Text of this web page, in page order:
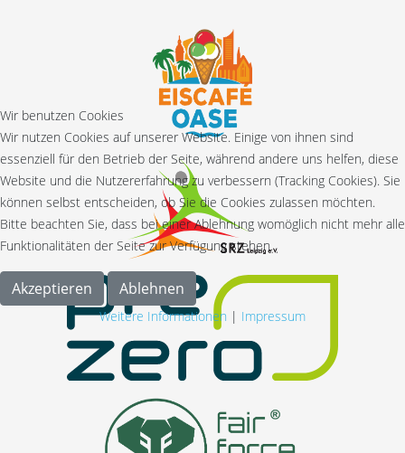
Wir benutzen Cookies
Wir nutzen Cookies auf unserer Website. Einige von ihnen sind
essenziell für den Betrieb der Seite, während andere uns helfen, diese
Website und die Nutzererfahrung zu verbessern (Tracking Cookies). Sie
können selbst entscheiden, ob Sie die Cookies zulassen möchten.
Bitte beachten Sie, dass bei einer Ablehnung womöglich nicht mehr alle
Funktionalitäten der Seite zur Verfügung stehen.
Akzeptieren Ablehnen
Weitere Informationen | Impressum